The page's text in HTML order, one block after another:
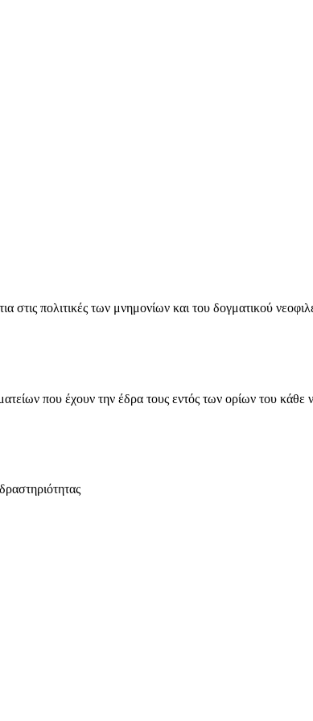
πολιτικές των μνημονίων και του δογματικού
που έχουν την έδρα τους εντός των ορίων του κάθε